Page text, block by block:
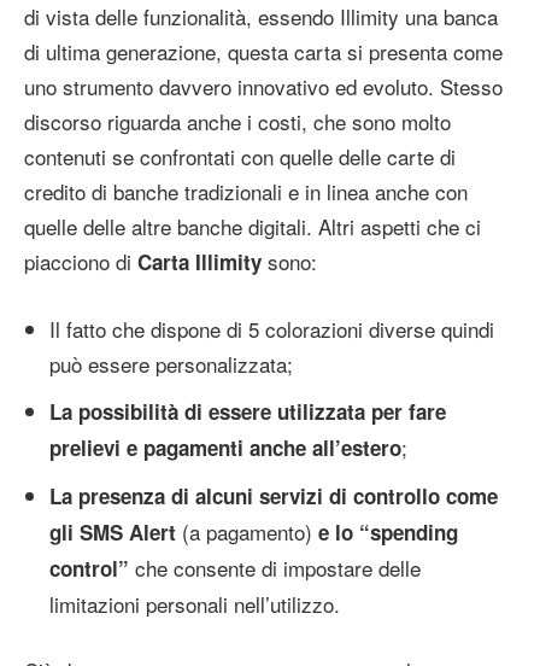
di vista delle funzionalità, essendo Illimity una banca
di ultima generazione, questa carta si presenta come
uno strumento davvero innovativo ed evoluto. Stesso
discorso riguarda anche i costi, che sono molto
contenuti se confrontati con quelle delle carte di
credito di banche tradizionali e in linea anche con
quelle delle altre banche digitali. Altri aspetti che ci
piacciono di Carta Illimity sono:
Il fatto che dispone di 5 colorazioni diverse quindi
può essere personalizzata;
La possibilità di essere utilizzata per fare
prelievi e pagamenti anche all’estero;
La presenza di alcuni servizi di controllo come
gli SMS Alert (a pagamento) e lo “spending
control” che consente di impostare delle
limitazioni personali nell’utilizzo.